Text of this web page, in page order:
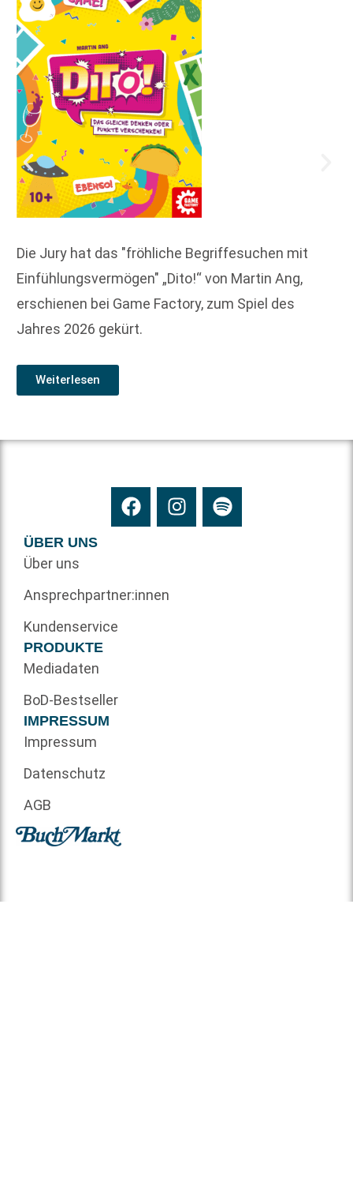
Die Jury hat das "fröhliche Begriffesuchen mit
Einfühlungsvermögen" „Dito!“ von Martin Ang,
erschienen bei Game Factory, zum Spiel des
Jahres 2026 gekürt.
Weiterlesen
ÜBER UNS
Über uns
Ansprechpartner:innen
Kundenservice
PRODUKTE
Mediadaten
BoD-Bestseller
IMPRESSUM
Impressum
Datenschutz
AGB